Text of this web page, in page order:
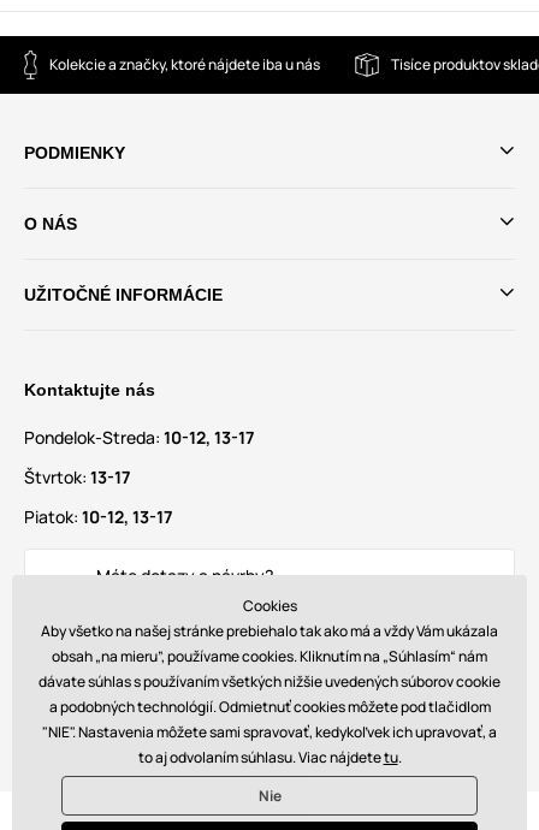
Kolekcie a značky, ktoré nájdete iba u nás Tisíce produktov
PODMIENKY
O NÁS
UŽITOČNÉ INFORMÁCIE
Kontaktujte nás
Pondelok-Streda: 10-12, 13-17
Štvrtok: 13-17
Piatok: 10-12, 13-17
Máte dotazy a návrhy?
info@glamadise.sk
Nájdete nás tiež na
© 2026 www.glamadise.sk. Technicky zaisťujeSimplia s.r.o.
Cookies
Aby všetko na našej stránke prebiehalo tak ako má a vždy Vám ukázala
obsah „na mieru”, používame cookies. Kliknutím na „Súhlasím“ nám
dávate súhlas s používaním všetkých nižšie uvedených súborov cookie
a podobných technológií. Odmietnuť cookies môžete pod tlačidlom
"NIE". Nastavenia môžete sami spravovať, kedykoľvek ich upravovať, a
to aj odvolaním súhlasu. Viac nájdetetu.
Nie